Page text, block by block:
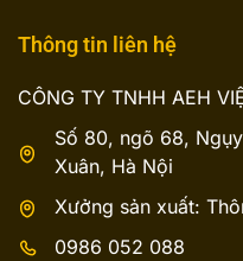
Thông tin liên hệ
CÔNG TY TNHH AEH
Số 80, ngõ 68,
Xuân, Hà Nội
Xưởng sản xuất:
0986 052 088